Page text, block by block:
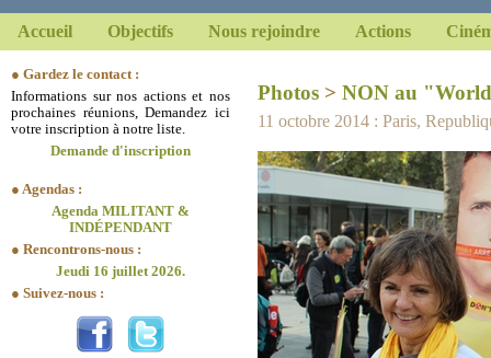
Accueil Objectifs Nous rejoindre Actions
● Gardez le contact :
Informations sur nos actions et nos
prochaines réunions, Demandez ici
votre inscription à notre liste.
Demande d'inscription
● Agendas :
Agenda MILITANT &
INDÉPENDANT
● Rencontrons-nous :
Jeudi 16 juillet 2026.
● Suivez-nous :
Photos > NON au
11 octobre 2014 : Paris,